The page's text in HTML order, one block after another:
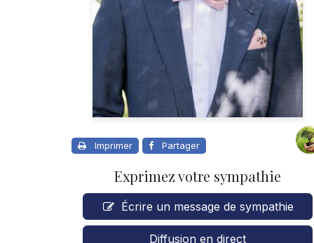
Imprimer Partager
Exprimez votre sympathie
Écrire un message de sympathie
Diffusion en direct